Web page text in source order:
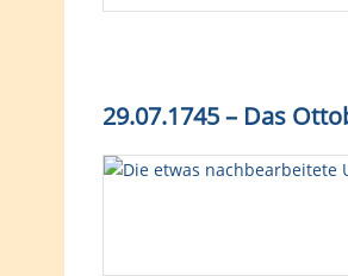
29.07.1745 – Das